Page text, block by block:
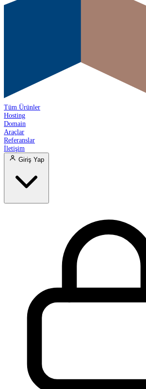
Tüm Ürünler
Hosting
Domain
Araçlar
Referanslar
İletişim
Giriş Yap